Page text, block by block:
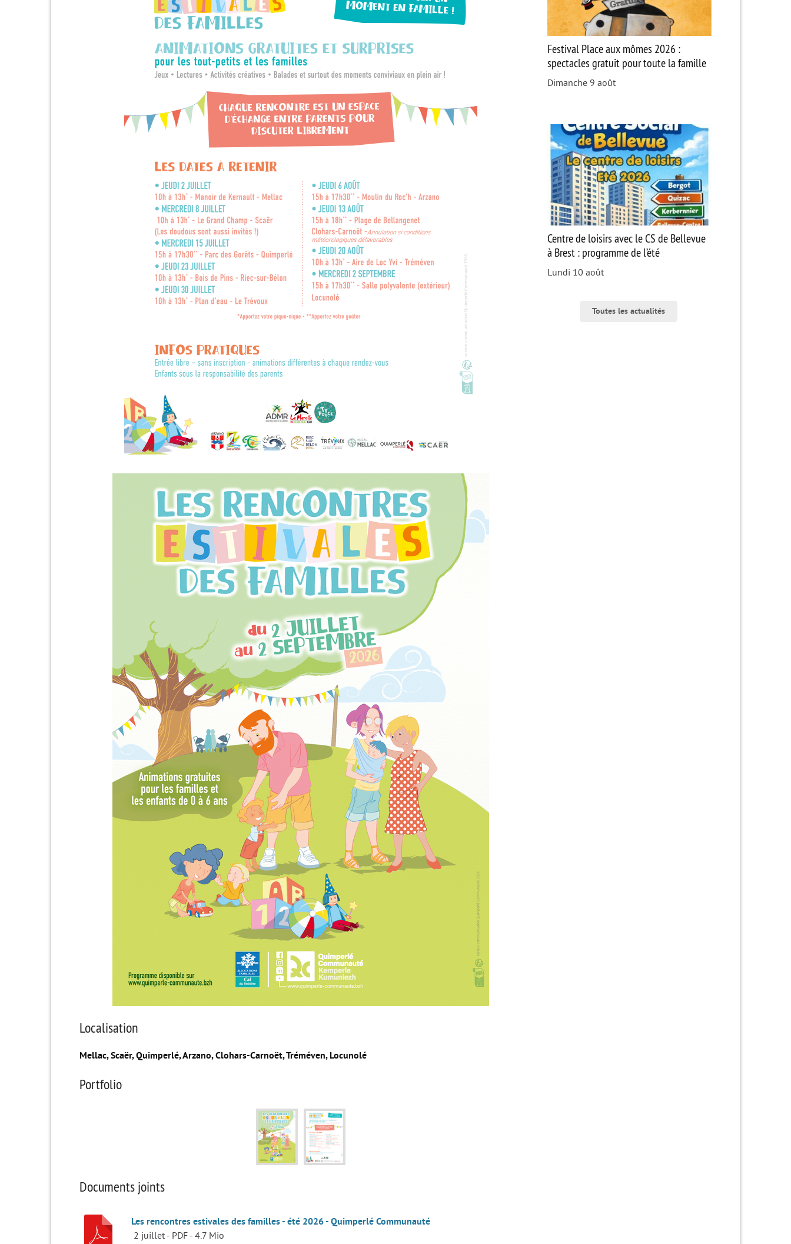
Localisation
Mellac, Scaër, Quimperlé, Arzano, Clohars-Carnoët, Tréméven, Locunolé
Portfolio
Documents joints
Les rencontres estivales des familles - été 2026 - Quimperlé Communauté
2 juillet - PDF - 4.7 Mio
Festival Place aux mômes 2026 :
spectacles gratuit pour toute la famille
Dimanche 9 août
Centre de loisirs avec le CS de Bellevue
à Brest : programme de l’été
Lundi 10 août
Toutes les actualités